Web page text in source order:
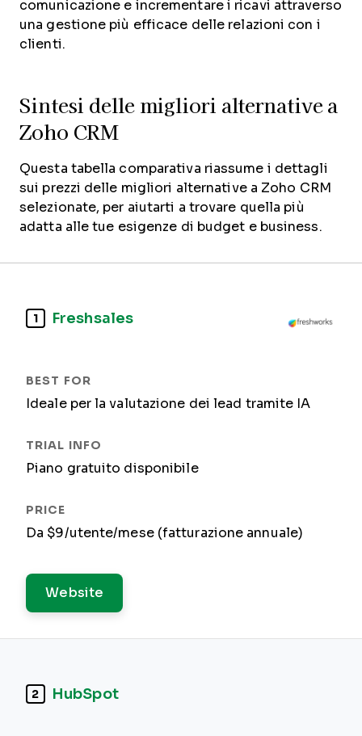
comunicazione e incrementare i ricavi attraverso
una gestione più efficace delle relazioni con i
clienti.
Sintesi delle migliori alternative a
Zoho CRM
Questa tabella comparativa riassume i dettagli
sui prezzi delle migliori alternative a Zoho CRM
selezionate, per aiutarti a trovare quella più
adatta alle tue esigenze di budget e business.
1 Freshsales
Ideale per la valutazione dei lead tramite IA
Piano gratuito disponibile
Da $9/utente/mese (fatturazione annuale)
Website
2 HubSpot